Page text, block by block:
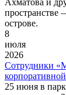
пространстве
острове.
8
июля
2026
Сотрудники
25 июня в